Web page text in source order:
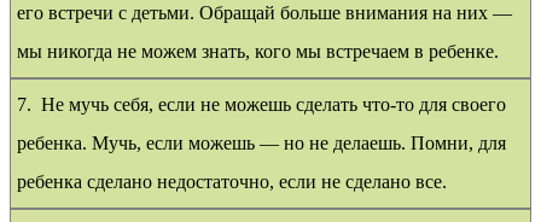
его встречи с детьми. Обращай больше внимания на них —
мы никогда не можем знать, кого мы встречаем в ребенке.
7. Не мучь себя, если не можешь сделать что-то для своего
ребенка. Мучь, если можешь — но не делаешь. Помни, для
ребенка сделано недостаточно, если не сделано все.